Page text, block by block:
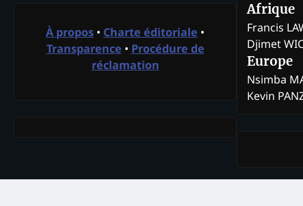
À propos • Charte éditoriale •
Transparence • Procédure de
réclamation
Afrique
Francis
Djimet
Europe
Nsimba
Kevin